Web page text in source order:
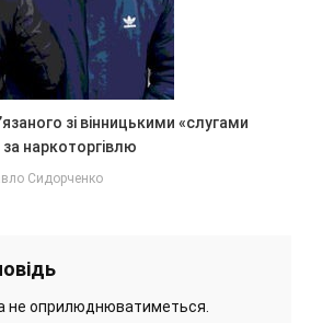
зі вінницькими «слугами
наркоторгівлю
Сидорченко
не оприлюднюватиметься.